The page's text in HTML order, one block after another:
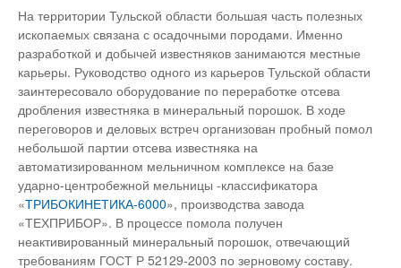
На территории Тульской области большая часть полезных
ископаемых связана с осадочными породами. Именно
разработкой и добычей известняков занимаются местные
карьеры. Руководство одного из карьеров Тульской области
заинтересовало оборудование по переработке отсева
дробления известняка в минеральный порошок. В ходе
переговоров и деловых встреч организован пробный помол
небольшой партии отсева известняка на
автоматизированном мельничном комплексе на базе
ударно-центробежной мельницы -классификатора
«ТРИБОКИНЕТИКА-6000», производства завода
«ТЕХПРИБОР». В процессе помола получен
неактивированный минеральный порошок, отвечающий
требованиям ГОСТ Р 52129-2003 по зерновому составу.